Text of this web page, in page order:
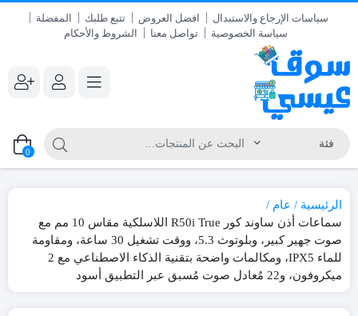
سياسات الإرجاع والاستبدال افضل العروض تتبع طلبك
المفضلة
سياسة الخصوصية
تواصل معنا الشروط والأحكام
0
الرئيسية
عام
سماعات أذن ساوند كور R50i True اللاسلكية مقاس 10 مم مع
صوت جهير كبير، وبلوتوث 5.3، ووقت تشغيل 30 ساعة، ومقاومة
للماء IPX5، ومكالمات واضحة بتقنية الذكاء الاصطناعي مع 2
ميكروفون، و22 مُعادل صوت مُسبق عبر التطبيق أسود